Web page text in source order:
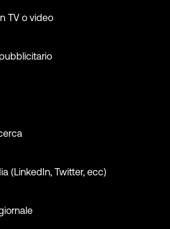
bodies
City, State, &
TV o video
(LinkedIn, Twitter, ecc)